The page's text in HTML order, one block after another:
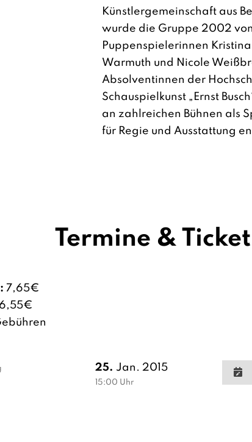
Künstlergemeinschaft aus
wurde die Gruppe 2002
Puppenspielerinnen
Warmuth und Nicole
Absolventinnen der
Schauspielkunst „Ernst
an zahlreichen Bühnen als
für Regie und Ausstattung
Termine &
7,65€
25. Jan. 2015
15:00 Uhr